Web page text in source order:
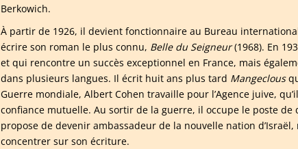
Berkowich.
À partir de 1926, il devient fonctionnaire au Bureau
écrire son roman le plus connu, Belle du Seigneur(1968). En
et qui rencontre un succès exceptionnel en France, mais
dans plusieurs langues. Il écrit huit ans plus tard Mangeclous
Guerre mondiale, Albert Cohen travaille pour l’Agence juive,
confiance mutuelle. Au sortir de la guerre, il occupe le poste
propose de devenir ambassadeur de la nouvelle nation
concentrer sur son écriture.